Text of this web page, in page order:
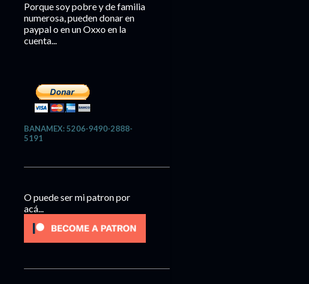
Porque soy pobre y de familia
numerosa, pueden donar en
paypal o en un Oxxo en la
cuenta...
BANAMEX: 5206-9490-2888-
5191
O puede ser mi patron por
acá...